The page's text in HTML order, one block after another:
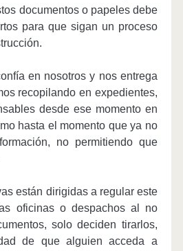
documentos o papeles debe
para que sigan un proceso
en nosotros y nos entrega
recopilando en expedientes,
desde ese momento en
hasta el momento que ya no
no permitiendo que
están dirigidas a regular este
oficinas o despachos al no
solo deciden tirarlos,
de que alguien acceda a